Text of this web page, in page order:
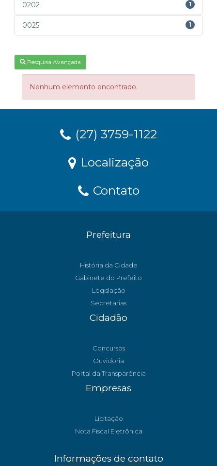
0202 1
0025 1
Pesquisa Avançada
Nenhum elemento encontrado.
(27) 3759-1122
Localização
Contato
Prefeitura
História da Cidade
Gabinete do Prefeito
Legislação
Secretarias
Cidadão
Concursos
Ouvidoria
Portal da Transparência
Empresas
Licitação
Nota Fiscal Eletrônica
Informações de contato